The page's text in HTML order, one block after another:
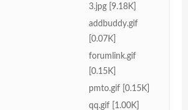
3.jpg [9.18K]
addbuddy.gif
[0.07K]
forumlink.gif
[0.15K]
pmto.gif [0.15K]
qq.gif [1.00K]